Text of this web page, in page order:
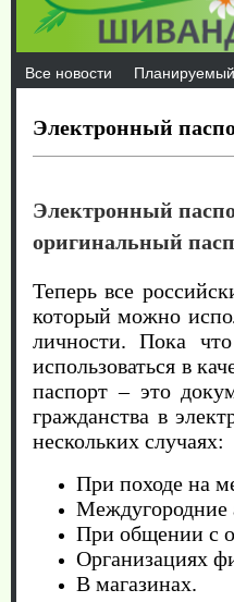
Все новости Планируемый
Электронный
Электронный
оригинальный
Теперь все
который можно
личности. Пока
использоваться в
паспорт – это
гражданства в
нескольких случаях:
При походе на
Междугородние
При общении с
Организациях
В магазинах.